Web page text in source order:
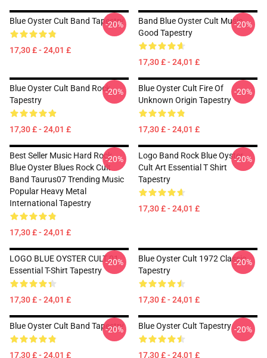
Blue Oyster Cult Band Tapestry
17,30 £ - 24,01 £
-20%
Band Blue Oyster Cult Music
Good Tapestry
17,30 £ - 24,01 £
-20%
Blue Oyster Cult Band Rock
Tapestry
17,30 £ - 24,01 £
-20%
Blue Oyster Cult Fire Of
Unknown Origin Tapestry
17,30 £ - 24,01 £
-20%
Best Seller Music Hard Rock
Blue Oyster Blues Rock Cult
Band Taurus07 Trending Music
Popular Heavy Metal
International Tapestry
17,30 £ - 24,01 £
-20%
Logo Band Rock Blue Oyster
Cult Art Essential T Shirt
Tapestry
17,30 £ - 24,01 £
-20%
LOGO BLUE OYSTER CULT 01
Essential T-Shirt Tapestry
17,30 £ - 24,01 £
-20%
Blue Oyster Cult 1972 Classic
Tapestry
17,30 £ - 24,01 £
-20%
Blue Oyster Cult Band Tapestry
17,30 £ - 24,01 £
-20% Blue Oyster Cult Tapestry
17,30 £ - 24,01 £
-20%